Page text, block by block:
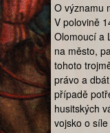
O významu
V polovině
Olomoucí a
na město,
tohoto
právo a
případě
husitských
vojsko o